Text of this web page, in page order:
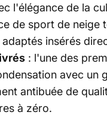
l'élégance de la
de sport de
insérés
: l'une des
avec
antibuée de
à zéro.